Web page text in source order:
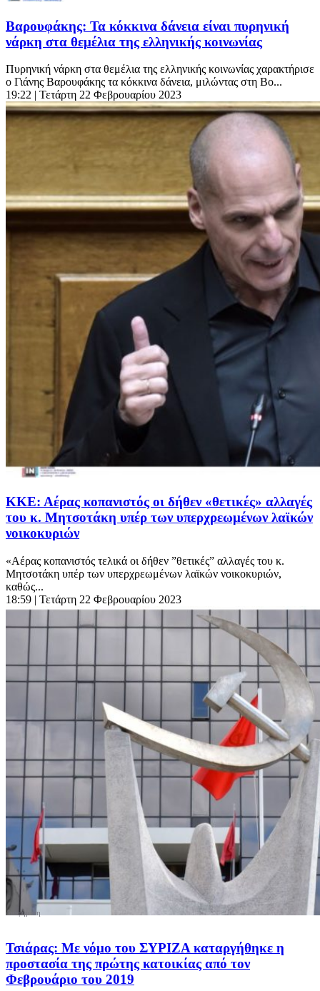
Βαρουφάκης: Τα κόκκινα δάνεια είναι πυρηνική
νάρκη στα θεμέλια της ελληνικής κοινωνίας
Πυρηνική νάρκη στα θεμέλια της ελληνικής κοινωνίας χαρακτήρισε
ο Γιάνης Βαρουφάκης τα κόκκινα δάνεια, μιλώντας στη Βο...
19:22 | Τετάρτη 22 Φεβρουαρίου 2023
ΚΚΕ: Αέρας κοπανιστός οι δήθεν «θετικές» αλλαγές
του κ. Μητσοτάκη υπέρ των υπερχρεωμένων λαϊκών
νοικοκυριών
«Αέρας κοπανιστός τελικά οι δήθεν ”θετικές” αλλαγές του κ.
Μητσοτάκη υπέρ των υπερχρεωμένων λαϊκών νοικοκυριών,
καθώς...
18:59 | Τετάρτη 22 Φεβρουαρίου 2023
Τσιάρας: Με νόμο του ΣΥΡΙΖΑ καταργήθηκε η
προστασία της πρώτης κατοικίας από τον
Φεβρουάριο του 2019